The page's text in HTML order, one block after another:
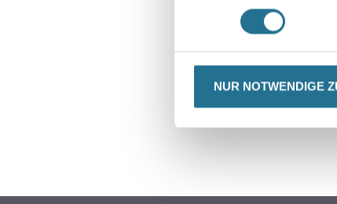
NUR NOTWENDIGE
Keine Sorge, wir
Erkunden